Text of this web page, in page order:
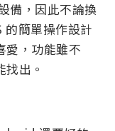
備，因此不論換
的簡單操作設計
愛，功能雖不
出。